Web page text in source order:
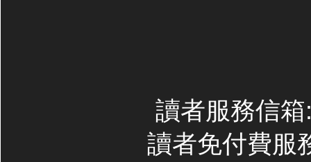
讀者服務信
讀者免付費服